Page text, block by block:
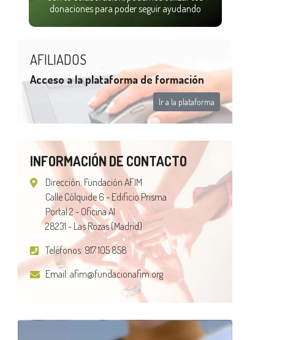
donaciones para poder seguir ayudando
AFILIADOS
Acceso a la plataforma de formación
Ir a la plataforma
INFORMACIÓN DE CONTACTO
Dirección: Fundación AFIM
Calle Cólquide 6 - Edificio Prisma
Portal 2 - Oficina A1
28231 - Las Rozas (Madrid)
Teléfonos: 917 105 858
Email: afim@fundacionafim.org